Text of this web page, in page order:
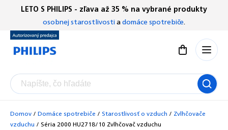
Prejsť
obsah
LETO S PHILIPS - zľava až 35 % na vybrané produkty
osobnej starostlivostiadomáce spotrebiče.
Nákupný
Domov/Domáce spotrebiče /Starostlivosť o vzduch / Zvlhčovače
vzduchu /Séria 2000 HU2718/10 Zvlhčovač vzduchu
Chatbot Filip
Autorizovaný predajce